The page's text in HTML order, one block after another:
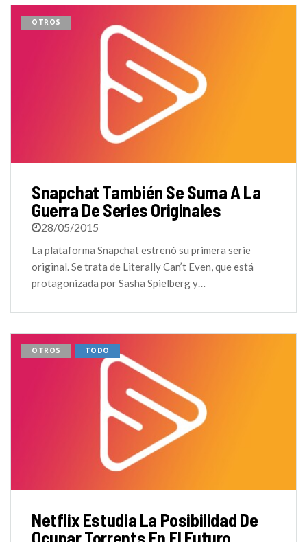
OTROS
Snapchat También Se Suma A La
Guerra De Series Originales
28/05/2015
La plataforma Snapchat estrenó su primera serie
original. Se trata de Literally Can’t Even, que está
protagonizada por Sasha Spielberg y…
OTROS TODO
Netflix Estudia La Posibilidad De